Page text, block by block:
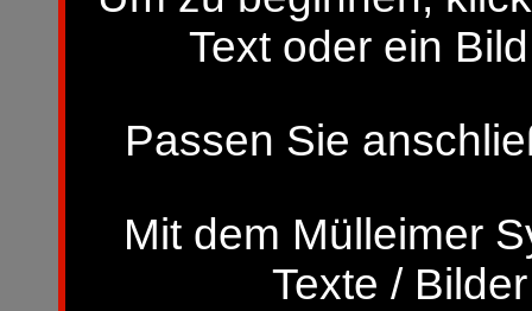
Text oder ein
Passen Sie
Mit dem Mülleimer
Texte /